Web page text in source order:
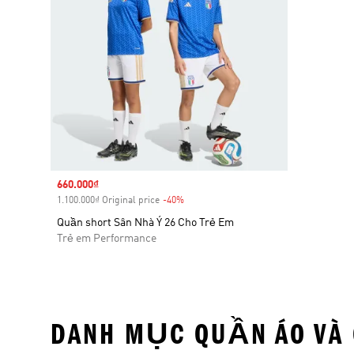
Sale price
660.000₫
1.100.000₫ Original price -40%
Quần short Sân Nhà Ý 26 Cho Trẻ Em
Trẻ em Performance
DANH MỤC QUẦN ÁO VÀ